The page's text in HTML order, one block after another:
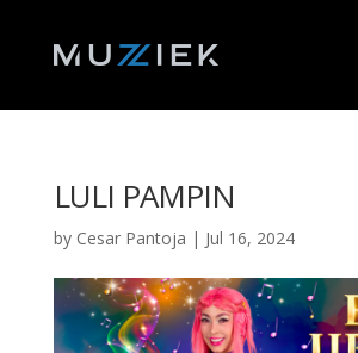
LULI PAMPIN
by Cesar Pantoja | Jul 16, 2024